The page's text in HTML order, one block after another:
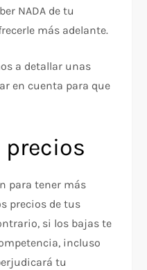
NADA de tu
más adelante.
a detallar unas
en cuenta para que
precios
para tener más
precios de tus
si los bajas te
incluso
tu